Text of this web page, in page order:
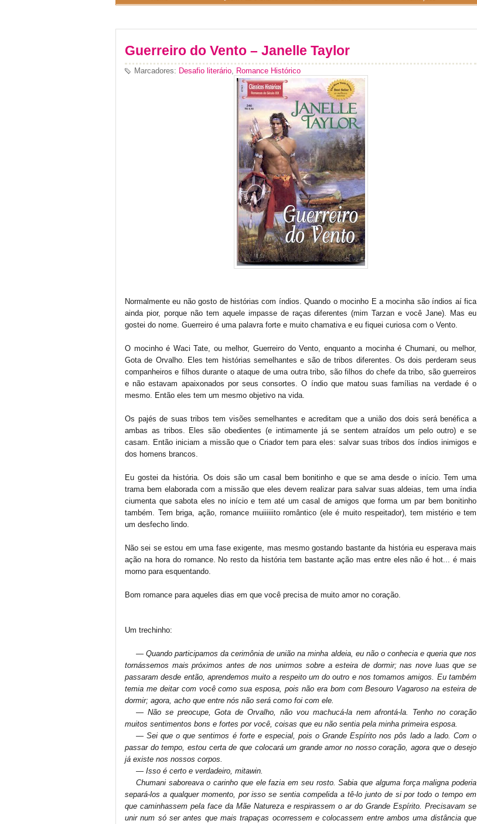
Guerreiro do Vento – Janelle Taylor
Marcadores: Desafio literário Romance Histórico
Normalmente eu não gosto de histórias com índios. Quando o mocinho E a mocinha são índios aí fica
ainda pior, porque não tem aquele impasse de raças diferentes (mim Tarzan e você Jane). Mas eu
gostei do nome. Guerreiro é uma palavra forte e muito chamativa e eu fiquei curiosa com o Vento.
O mocinho é Waci Tate, ou melhor, Guerreiro do Vento, enquanto a mocinha é Chumani, ou melhor,
Gota de Orvalho. Eles tem histórias semelhantes e são de tribos diferentes. Os dois perderam seus
companheiros e filhos durante o ataque de uma outra tribo, são filhos do chefe da tribo, são guerreiros
e não estavam apaixonados por seus consortes. O índio que matou suas famílias na verdade é o
mesmo. Então eles tem um mesmo objetivo na vida.
Os pajés de suas tribos tem visões semelhantes e acreditam que a união dos dois será benéfica a
ambas as tribos. Eles são obedientes (e intimamente já se sentem atraídos um pelo outro) e se
casam. Então iniciam a missão que o Criador tem para eles: salvar suas tribos dos índios inimigos e
dos homens brancos.
Eu gostei da história. Os dois são um casal bem bonitinho e que se ama desde o início. Tem uma
trama bem elaborada com a missão que eles devem realizar para salvar suas aldeias, tem uma índia
ciumenta que sabota eles no início e tem até um casal de amigos que forma um par bem bonitinho
também. Tem briga, ação, romance muiiiiiito romântico (ele é muito respeitador), tem mistério e tem
um desfecho lindo.
Não sei se estou em uma fase exigente, mas mesmo gostando bastante da história eu esperava mais
ação na hora do romance. No resto da história tem bastante ação mas entre eles não é hot... é mais
morno para esquentando.
Bom romance para aqueles dias em que você precisa de muito amor no coração.
Um trechinho:
— Quando participamos dacerimôniade união na minha aldeia, eu não o conhecia e queria que nos
tornássemos mais próximos antes de nos unirmos sobre a esteira de dormir; nas nove luas que se
passaram desde então, aprendemos muito a respeito um do outro e nos tomamos amigos. Eu também
temia me deitar com você como sua esposa, pois não era bom com Besouro Vagaroso na esteira de
dormir; agora, acho que entre nós não será como foi com ele.
— Não se preocupe, Gota de Orvalho, não vou machucá-la nem afrontá-la. Tenho no coração
muitos sentimentos bons e fortes por você, coisas que eu não sentia pela minha primeira esposa.
—Sei que o que sentimos é forte e especial, pois o Grande Espírito nos pôs lado a lado. Com o
passar do tempo, estou certa de que colocará um grande amor no nosso coração, agora que o desejo
já existe nos nossos corpos.
— Isso é certo e verdadeiro, mitawin.
Chumani saboreava o carinho que ele fazia em seu rosto. Sabia que alguma força maligna poderia
separá-los a qualquer momento, por isso se sentia compelida a tê-lo junto de si por todo o tempo em
que caminhassem pela face da Mãe Natureza e respirassem o ar do Grande Espírito. Precisavam se
unir num só ser antes que mais trapaças ocorressem e colocassem entre ambos uma distância que